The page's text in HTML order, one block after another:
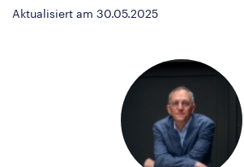
Aktualisiert am 30.05.2025